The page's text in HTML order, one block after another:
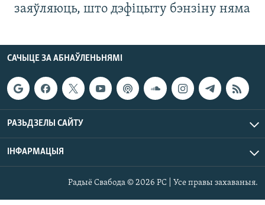
заяўляюць, што дэфіцыту бэнзіну няма
САЧЫЦЕ ЗА АБНАЎЛЕНЬНЯМІ
РАЗЬДЗЕЛЫ САЙТУ
ІНФАРМАЦЫЯ
Радыё Свабода © 2026 РС | Усе правы захаваныя.